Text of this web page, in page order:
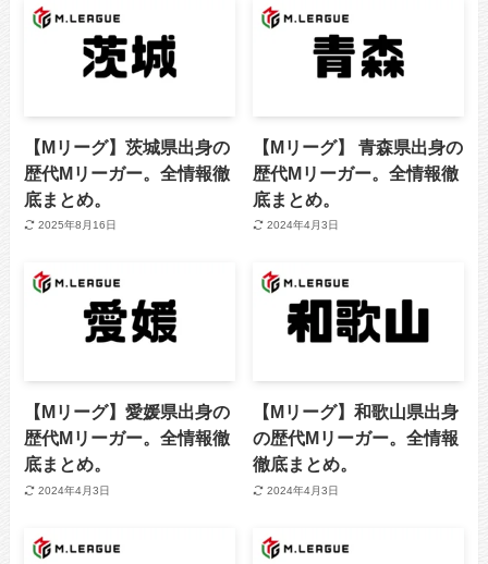
【Mリーグ】茨城県出身の
歴代Mリーガー。全情報徹
底まとめ。
2025年8月16日
【Mリーグ】 青森県出身の
歴代Mリーガー。全情報徹
底まとめ。
2024年4月3日
【Mリーグ】愛媛県出身の
歴代Mリーガー。全情報徹
底まとめ。
2024年4月3日
【Mリーグ】和歌山県出身
の歴代Mリーガー。全情報
徹底まとめ。
2024年4月3日